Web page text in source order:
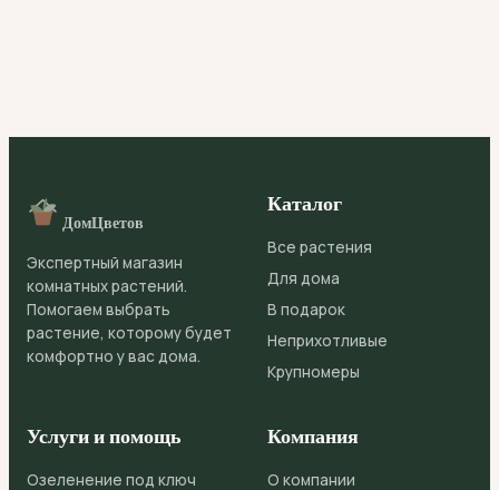
ДомЦветов
Экспертный магазин
комнатных растений.
Помогаем выбрать
растение, которому будет
комфортно у вас дома.
Каталог
Все растения
Для дома
В подарок
Неприхотливые
Крупномеры
Услуги и помощь
Озеленение под ключ
Компания
О компании